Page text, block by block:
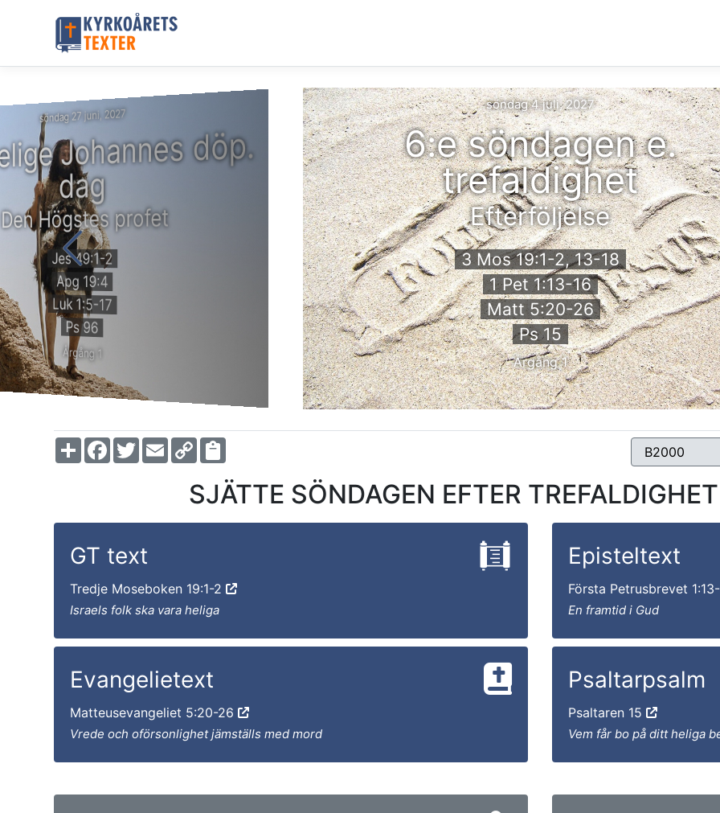
söndag 27 juni, 2027
Johannes döp.
dag
Den Högstes profet
Jes 49:1-2
Apg 19:4
Luk 1:5-17
Ps 96
Årgång 1
söndag 4 juli, 2027
6:e söndagen e.
trefaldighet
Efterföljelse
3 Mos 19:1-2, 13-18
1 Pet 1:13-16
Matt 5:20-26
Ps 15
Årgång 1
ShareFacebook
TwitterEmailCopy
Link
SJÄTTE SÖNDAGEN EFTER
GT text
Tredje Moseboken 19:1-2
Israels folk ska vara heliga
Episteltext
Första Petrusbrevet
En framtid i Gud
Evangelietext
Matteusevangeliet 5:20-26
Vrede och oförsonlighet jämställs med mord
Psaltarpsalm
Psaltaren 15
Vem får bo på ditt heliga